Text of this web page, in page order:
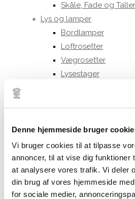
Denne hjemmeside bruger
Vi bruger cookies til at tilpasse
annoncer, til at vise dig funktioner
at analysere vores trafik. Vi deler
din brug af vores hjemmeside
for sociale medier,
Skåle, Fade og
Lys og lamper
Bordlamper
Loftrosetter
Vægrosetter
Lysestager
LED lys
LED stagelys
30 cm.
40 cm.
LED bloklys